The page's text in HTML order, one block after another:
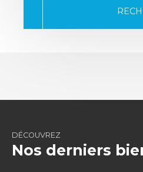
DÉCOUVREZ
Nos derniers